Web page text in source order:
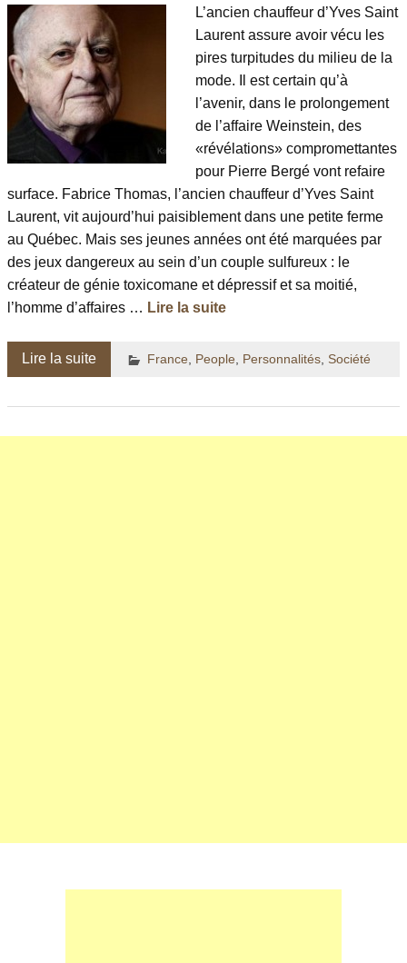
L’ancien chauffeur d’Yves Saint
Laurent assure avoir vécu les
pires turpitudes du milieu de la
mode. Il est certain qu’à
l’avenir, dans le prolongement
de l’affaire Weinstein, des
«révélations» compromettantes
pour Pierre Bergé vont refaire
surface. Fabrice Thomas, l’ancien chauffeur d’Yves Saint
Laurent, vit aujourd’hui paisiblement dans une petite ferme
au Québec. Mais ses jeunes années ont été marquées par
des jeux dangereux au sein d’un couple sulfureux : le
créateur de génie toxicomane et dépressif et sa moitié,
l’homme d’affaires … Lire la suite
Lire la suite France, People, Personnalités, Société